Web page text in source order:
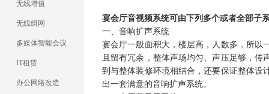
无线增值
无线组网
多媒体智能会议
IT租赁
办公网络改造
宴会厅音视频系统可由下列多个或者全部子
一、音响扩声系统
宴会厅一般面积大，楼层高，人数多，所以
且留有冗余，整体声场均匀、声压足够，
到与整体装修环境相结合，还要保证整体设
出一套满意的音响扩声系统。